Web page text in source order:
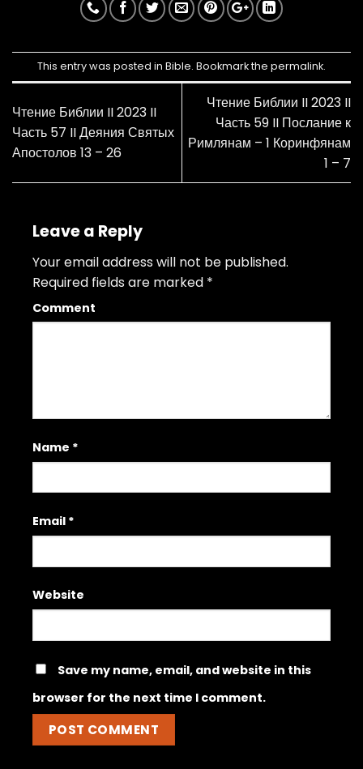
This entry was posted in Bible. Bookmark the permalink.
Чтение Библии II 2023 II
Часть 57 II Деяния Святых
Апостолов 13 – 26
Чтение Библии II 2023 II
Часть 59 II Послание к
Римлянам – 1 Коринфянам
1 – 7
Leave a Reply
Your email address will not be published.
Required fields are marked *
Comment
Name *
Email *
Website
Save my name, email, and website in this
browser for the next time I comment.